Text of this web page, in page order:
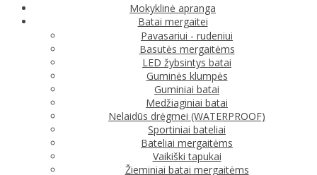
Mokyklinė apranga
Batai mergaitei
Pavasariui - rudeniui
Basutės mergaitėms
LED žybsintys batai
Guminės klumpės
Guminiai batai
Medžiaginiai batai
Nelaidūs drėgmei (WATERPROOF)
Sportiniai bateliai
Bateliai mergaitėms
Vaikiški tapukai
Žieminiai batai mergaitėms